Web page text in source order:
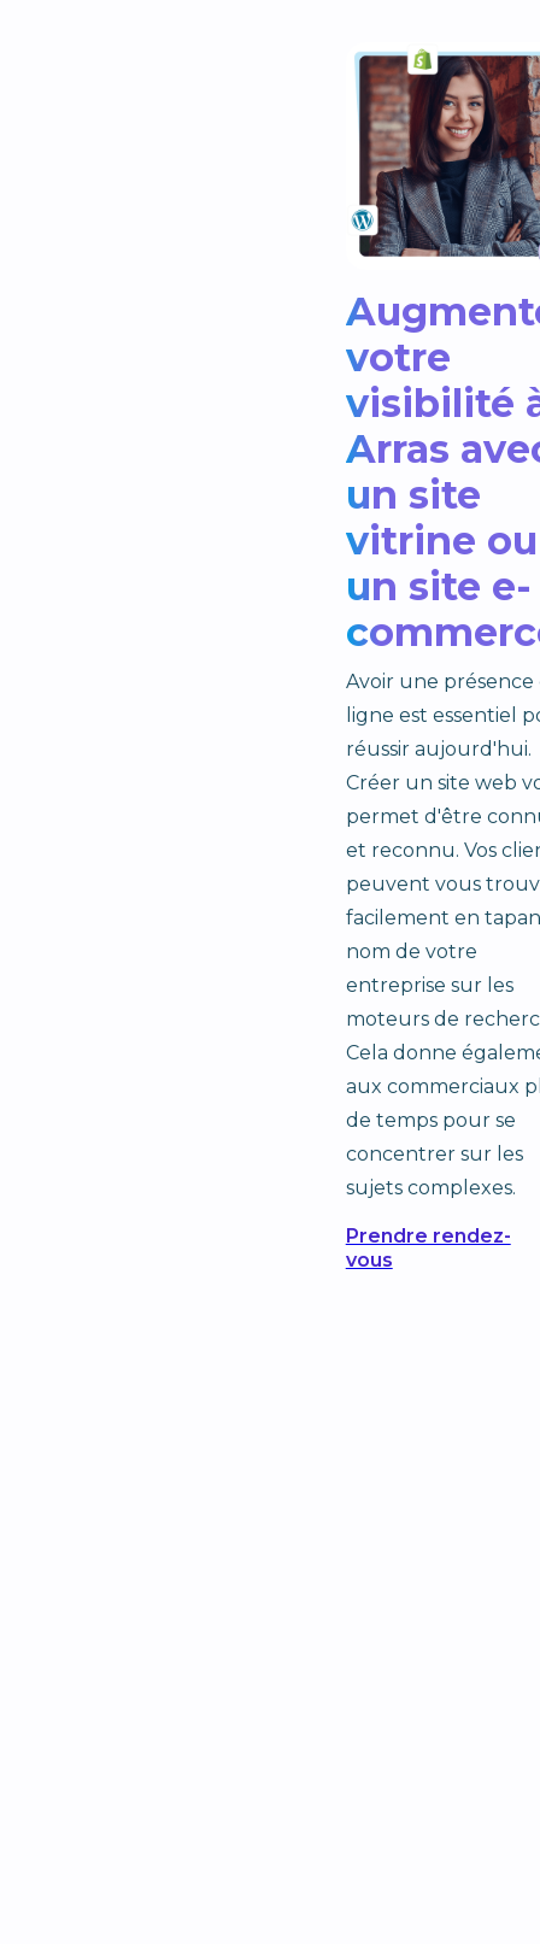
votre
visibilité
Arras
un site
vitrine ou
un site e-
Avoir une présence
ligne est essentiel
réussir aujourd'hui.
Créer un site web
permet d'être
et reconnu. Vos
peuvent vous
facilement en
nom de votre
entreprise sur les
moteurs de
Cela donne
aux commerciaux
de temps pour se
concentrer sur les
sujets complexes.
Prendre rendez-
vous